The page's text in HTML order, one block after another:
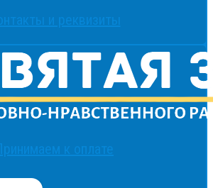
и реквизиты
к оплате